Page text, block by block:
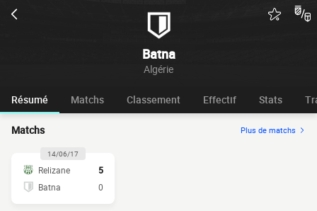
Batna
Algérie
Résumé Matchs Classement Effectif Stats
Matchs Plus de matchs
14/06/17
Relizane
5
Batna
0